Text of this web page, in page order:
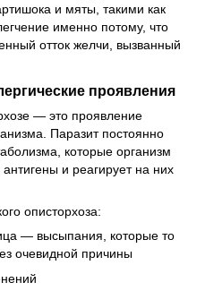
и мяты, такими как
именно потому, что
отток желчи, вызванный
проявления
— это проявление
Паразит постоянно
которые организм
и реагирует на них
описторхоза:
— высыпания, которые то
очевидной причины